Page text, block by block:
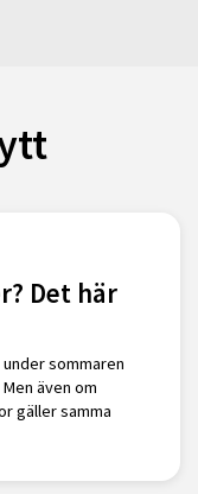
Det här
sommaren
även om
gäller samma